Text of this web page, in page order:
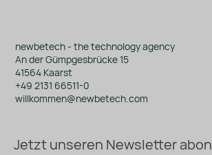
newbetech - the technology agency
An der Gümpgesbrücke 15
41564 Kaarst
+49 2131 66511-0
willkommen@newbetech.com
Jetzt unseren Newsletter